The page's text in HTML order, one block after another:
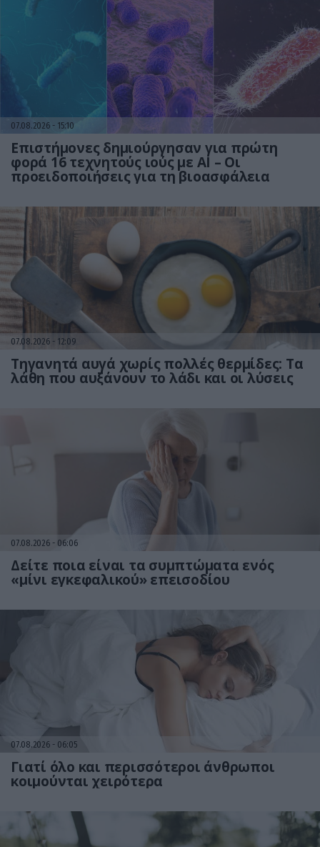
07.08.2026 15:10
Επιστήμονες δημιούργησαν για πρώτη
φορά 16 τεχνητούς ιούς με AI – Οι
προειδοποιήσεις για τη βιοασφάλεια
07.08.2026 12:09
Τηγανητά αυγά χωρίς πολλές θερμίδες: Τα
λάθη που αυξάνουν το λάδι και οι λύσεις
07.08.2026 06:06
Δείτε ποια είναι τα συμπτώματα ενός
«μίνι εγκεφαλικού» επεισοδίου
07.08.2026 06:05
Γιατί όλο και περισσότεροι άνθρωποι
κοιμούνται χειρότερα